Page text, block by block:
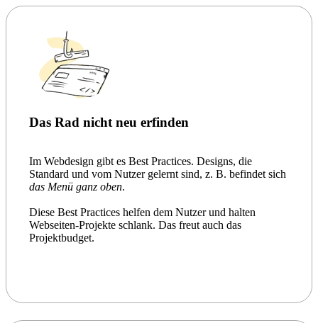
Das Rad nicht neu erfinden
Im Webdesign gibt es Best Practices. Designs, die
Standard und vom Nutzer gelernt sind, z. B. befindet sich
das Menü ganz oben.
Diese Best Practices helfen dem Nutzer und halten
Webseiten-Projekte schlank. Das freut auch das
Projektbudget.